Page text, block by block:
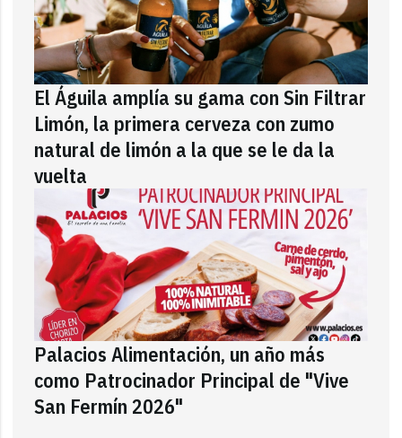
El Águila amplía su gama con Sin Filtrar
Limón, la primera cerveza con zumo
natural de limón a la que se le da la
vuelta
Palacios Alimentación, un año más
como Patrocinador Principal de "Vive
San Fermín 2026"